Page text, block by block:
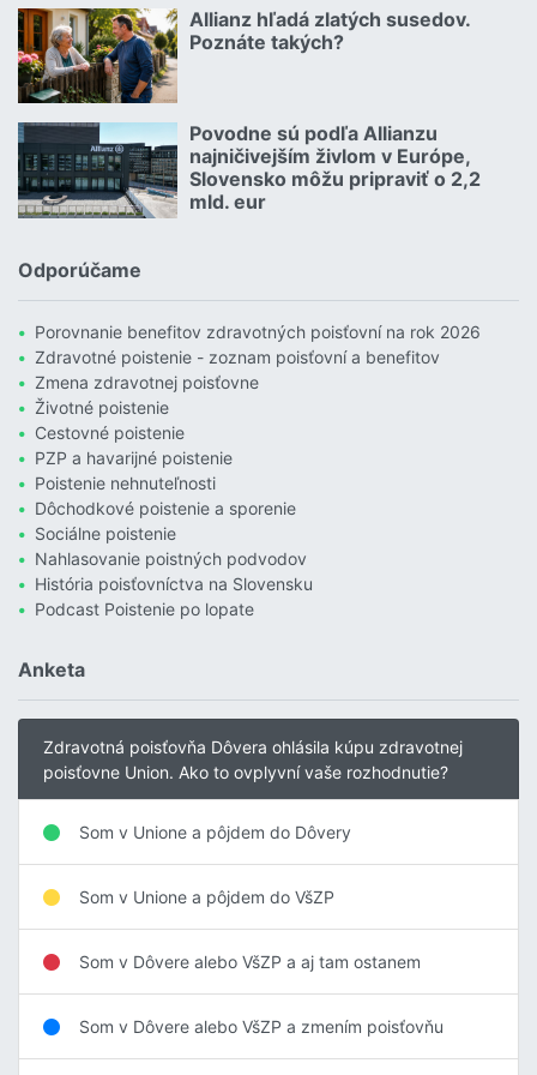
Allianz hľadá zlatých susedov.
Poznáte takých?
08.07.2026 |
Povodne sú podľa Allianzu
najničivejším živlom v Európe,
Slovensko môžu pripraviť o 2,2
mld. eur
23.07.2026 |
Odporúčame
Porovnanie benefitov zdravotných poisťovní na rok 2026
Zdravotné poistenie - zoznam poisťovní a benefitov
Zmena zdravotnej poisťovne
Životné poistenie
Cestovné poistenie
PZP a havarijné poistenie
Poistenie nehnuteľnosti
Dôchodkové poistenie a sporenie
Sociálne poistenie
Nahlasovanie poistných podvodov
História poisťovníctva na Slovensku
Podcast Poistenie po lopate
Anketa
Zdravotná poisťovňa Dôvera ohlásila kúpu zdravotnej
poisťovne Union. Ako to ovplyvní vaše rozhodnutie?
Som v Unione a pôjdem do Dôvery
Som v Unione a pôjdem do VšZP
Som v Dôvere alebo VšZP a aj tam ostanem
Som v Dôvere alebo VšZP a zmením poisťovňu